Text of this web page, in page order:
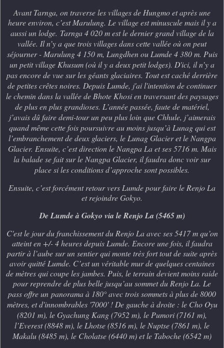
Avant Tarnga, on traverse les villages de Hungmo et après une
heure environ, c’est Marulung. Le village est minuscule mais il y a
aussi un lodge. Tarnga 4 020 m est le dernier grand village de la
vallée. Il n’y a que trois villages dans cette vallée où on peut
séjourner - Marulung 4 150 m, Lungdhen ou Lumde 4 380 m. Puis
un petit village Khusum (où il y a deux petit lodges). D'ici, il n’y a
pas encore de vue sur les géants glaciaires. Tout est caché derrière
de petites crêtes noires. Depuis Lumde, j'ai l'intention de continuer
le chemin dans la vallée de Bhote Khosi en traversant des paysages
de plus en plus grandioses. L’année passée, faute de matériel,
j’avais dû faire demi-tour un peu plus loin que Chhule, j’aimerais
quand même cette fois poursuivre au moins jusqu’à Lunag qui est
l’embranchement de deux glaciers, le Lunag Glacier et le Nangpa
Glacier. Ensuite, c’est direction le Nangpa La et ses 5716 m. Mais
la balade se fait sur le Nangpa Glacier, il faudra donc voir sur
place si les conditions d’approche sont possibles.
Ensuite, c’est forcément retour vers Lumde pour faire le Renjo La
et rejoindre Gokyo.
De Lumde à Gokyo via le Renjo La (5465 m)
C'est le jour du franchissement du Renjo La avec ses 5417 m qu’on
atteint en +/- 4 heures depuis Lumde. Encore une fois, il faudra
partir à l’aube sur un sentier qui monte très fort tout de suite après
avoir quitté Lumde. C’est un véritable mur de quelques centaines
de mètres qui coupe les jambes. Puis, le terrain devient moins raide
pour reprendre de plus belle jusqu’au sommet du Renjo La. Le
pass offre un panorama à 180° avec trois sommets à plus de 8000
mètres, et d'innombrables '7000' ! De gauche à droite : le Cho Oyu
(8201 m), le Gyachung Kang (7952 m), le Pumori (7161 m),
l’Everest (8848 m), le Lhotse (8516 m), le Nuptse (7861 m), le
Makalu (8485 m), le Cholatse (6440 m) et le Taboche (6542 m)